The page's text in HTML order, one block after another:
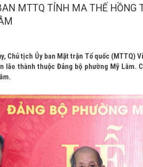
MTTQ TỈNH MA THẾ HỒNG
Chủ tịch Ủy ban Mặt trận Tổ quốc (MTTQ)
thành thuộc Đảng bộ phường Mỹ Lâm.